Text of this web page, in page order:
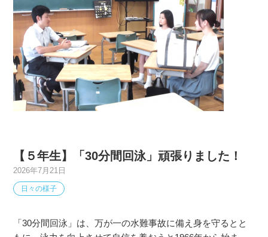
【５年生】「30分間回泳」頑張りました！
2026年7月21日
日々の様子
「30分間回泳」は、万が一の水難事故に備え身を守るとと